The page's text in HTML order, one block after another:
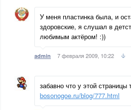
У меня пластинка была, и
здоровские, я слушал в
любимым актёром! :))
admin 7 февраля 2009, 10:22
забавно что у этой страницы
bosonogoe.ru/blog/777.html